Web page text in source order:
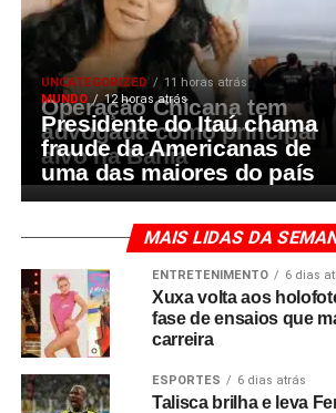
UNCATEGORIZED 11 horas atrás
Operação Chicana tem
advogada como principal
alvo na Bahia
MUNDO 12 horas atrás
Presidente do Itaú chama
fraude da Americanas de
uma das maiores do país
MAIS LIDAS DA
ENTRETENIMENTO 6 dias
Xuxa volta aos
fase de ensaios que
carreira
ESPORTES 6 dias atrás
Talisca brilha e leva